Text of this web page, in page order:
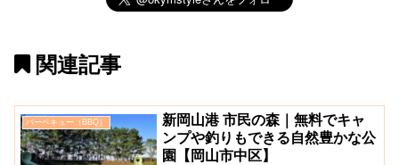
関連記事
バーベキュー（BBQ）
新岡山港 市民の森｜無料でキャ
ンプや釣りもできる自然豊かな公
園【岡山市中区】